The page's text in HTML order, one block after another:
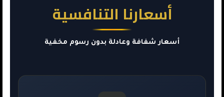
أسعارنا التنافسية
أسعار شفافة وعادلة بدون رسوم مخفية